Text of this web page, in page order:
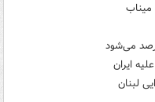
میناب
می‌شود
لبنان